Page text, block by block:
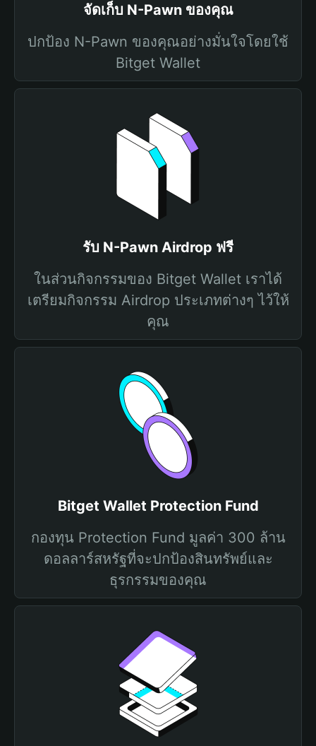
จัดเก็บ N-Pawn ของคุณ
ปกป้อง N-Pawn ของคุณอย่างมั่นใจโดยใช้
Bitget Wallet
รับ N-Pawn Airdrop ฟรี
ในส่วนกิจกรรมของ Bitget Wallet เราได้
เตรียมกิจกรรม Airdrop ประเภทต่างๆ ไว้ให้
คุณ
Bitget Wallet Protection Fund
กองทุน Protection Fund มูลค่า 300 ล้าน
ดอลลาร์สหรัฐที่จะปกป้องสินทรัพย์และ
ธุรกรรมของคุณ